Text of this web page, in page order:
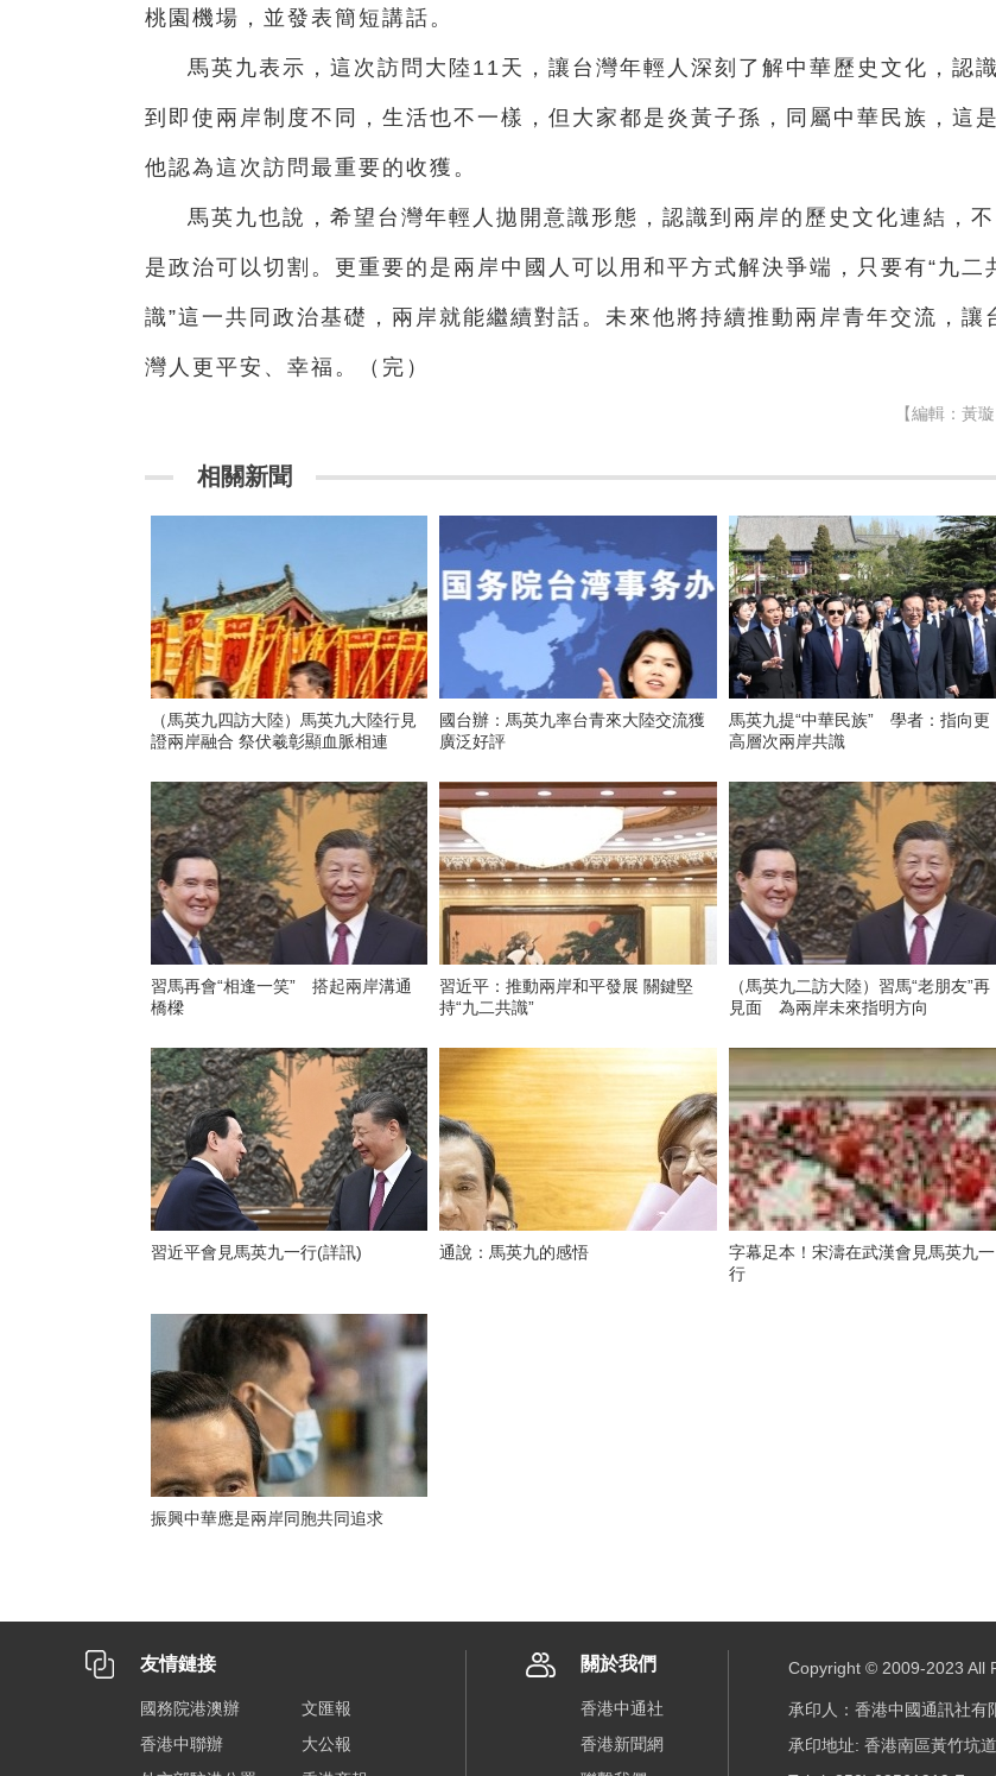
桃園機場，並發表簡短講話。
馬英九表示，這次訪問大陸11天，讓台灣年輕人深刻了解中華歷史文化，認識
到即使兩岸制度不同，生活也不一樣，但大家都是炎黃子孫，同屬中華民族，這是
他認為這次訪問最重要的收獲。
馬英九也說，希望台灣年輕人拋開意識形態，認識到兩岸的歷史文化連結，不
是政治可以切割。更重要的是兩岸中國人可以用和平方式解決爭端，只要有“九二
識”這一共同政治基礎，兩岸就能繼續對話。未來他將持續推動兩岸青年交流，讓
灣人更平安、幸福。（完）
【編輯：黃璇
相關新聞
（馬英九四訪大陸）馬英九大陸行見
證兩岸融合 祭伏羲彰顯血脈相連
國台辦：馬英九率台青來大陸交流獲
廣泛好評
馬英九提“中華民族” 學者：指向更
高層次兩岸共識
習馬再會“相逢一笑” 搭起兩岸溝通
橋樑
習近平：推動兩岸和平發展 關鍵堅
持“九二共識”
（馬英九二訪大陸）習馬“老朋友”再
見面 為兩岸未來指明方向
習近平會見馬英九一行(詳訊) 通說：馬英九的感悟
字幕足本！宋濤在武漢會見馬英九一
行
振興中華應是兩岸同胞共同追求
友情鏈接
國務院港澳辦
文匯報
香港中聯辦
大公報
關於我們
香港中通社
香港新聞網
Copyright © 2009-2023 All
承印人：香港中國通訊社有
承印地址: 香港南區黃竹坑